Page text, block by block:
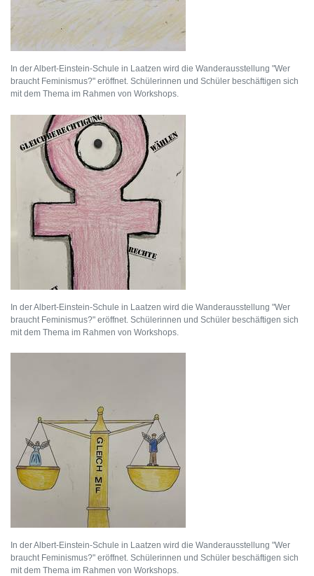
In der Albert-Einstein-Schule in Laatzen wird die Wanderausstellung "Wer
braucht Feminismus?" eröffnet. Schülerinnen und Schüler beschäftigen sich
mit dem Thema im Rahmen von Workshops.
In der Albert-Einstein-Schule in Laatzen wird die Wanderausstellung "Wer
braucht Feminismus?" eröffnet. Schülerinnen und Schüler beschäftigen sich
mit dem Thema im Rahmen von Workshops.
In der Albert-Einstein-Schule in Laatzen wird die Wanderausstellung "Wer
braucht Feminismus?" eröffnet. Schülerinnen und Schüler beschäftigen sich
mit dem Thema im Rahmen von Workshops.